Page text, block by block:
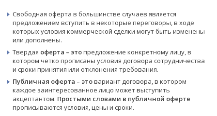
Свободная оферта в большинстве случаев является
предложением вступить в некоторые переговоры, в ходе
которых условия коммерческой сделки могут быть изменены
или дополнены.
Твердая оферта – этопредложение конкретному лицу, в
котором четко прописаны условия договора сотрудничества
и сроки принятия или отклонения требования.
Публичная оферта – этовариант договора, в котором
каждое заинтересованное лицо может выступить
акцептантом. Простыми словами в публичной оферте
прописываются условия, цены и сроки.